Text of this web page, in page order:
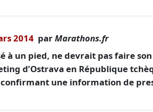
2014 parMarathons.fr
à un pied, ne devrait pas faire
d’Ostrava en République
confirmant une information de